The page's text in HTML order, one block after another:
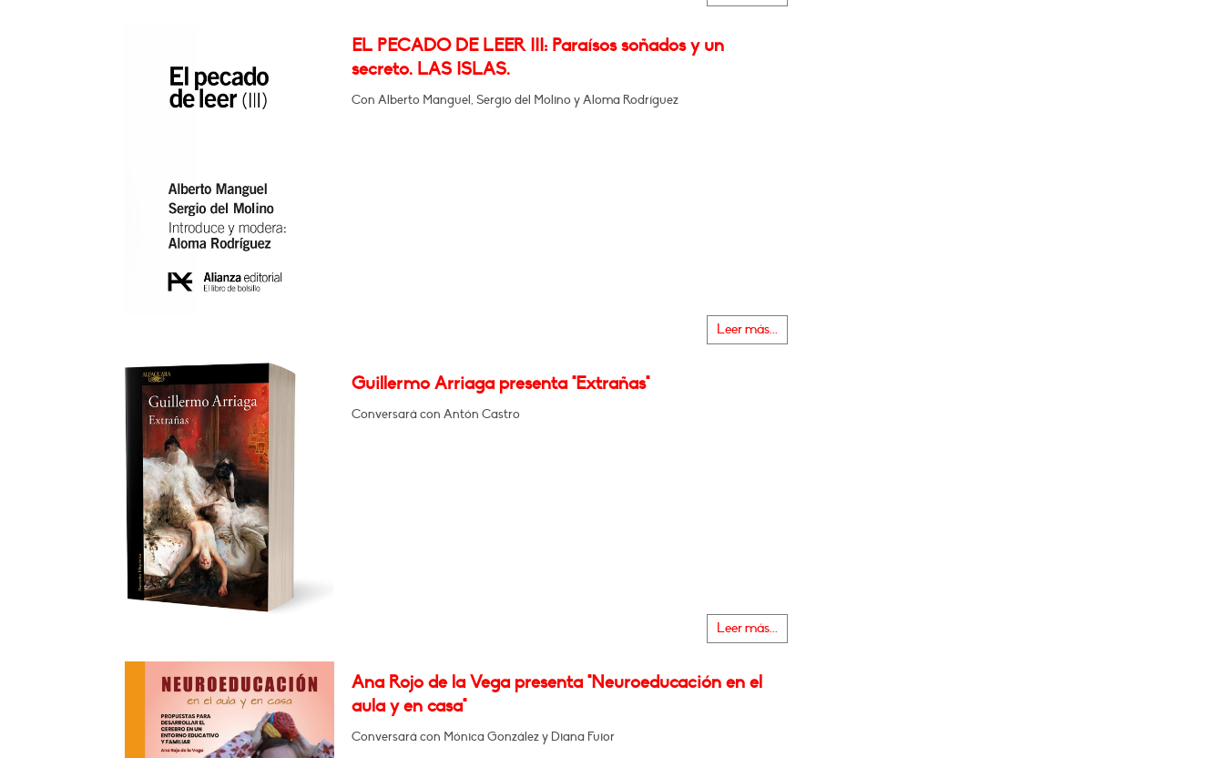
EL PECADO DE LEER III: Paraísos soñados y un
secreto. LAS ISLAS.
Con Alberto Manguel, Sergio del Molino y Aloma Rodríguez
Leer más...
Guillermo Arriaga presenta "Extrañas"
Conversará con Antón Castro
Leer más...
Ana Rojo de la Vega presenta "Neuroeducación en el
aula y en casa"
Conversará con Mónica González y Diana Fuior